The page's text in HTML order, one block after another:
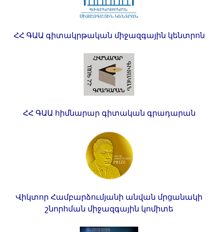
ՀՀ ԳԱԱ գիտակրթական միջազգային կենտրոն
ՀՀ ԳԱԱ հիմնարար գիտական գրադարան
Վիկտոր Համբարձումյանի անվան մրցանակի
շնորհման միջազգային կոմիտե